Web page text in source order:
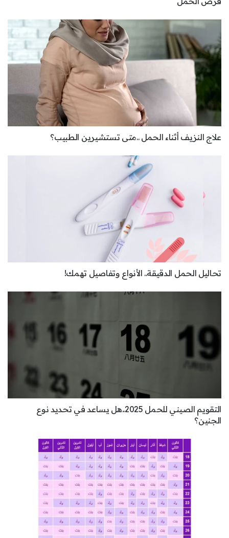
علاج النزيف أثناء الحمل ..متى تستشيرين الطبيب؟
تحاليل الحمل الدقيقة.. الأنواع وتفاصيل تهمك!
التقويم الصيني للحمل 2025..هل يساعد في تحديد نوع
الجنين؟